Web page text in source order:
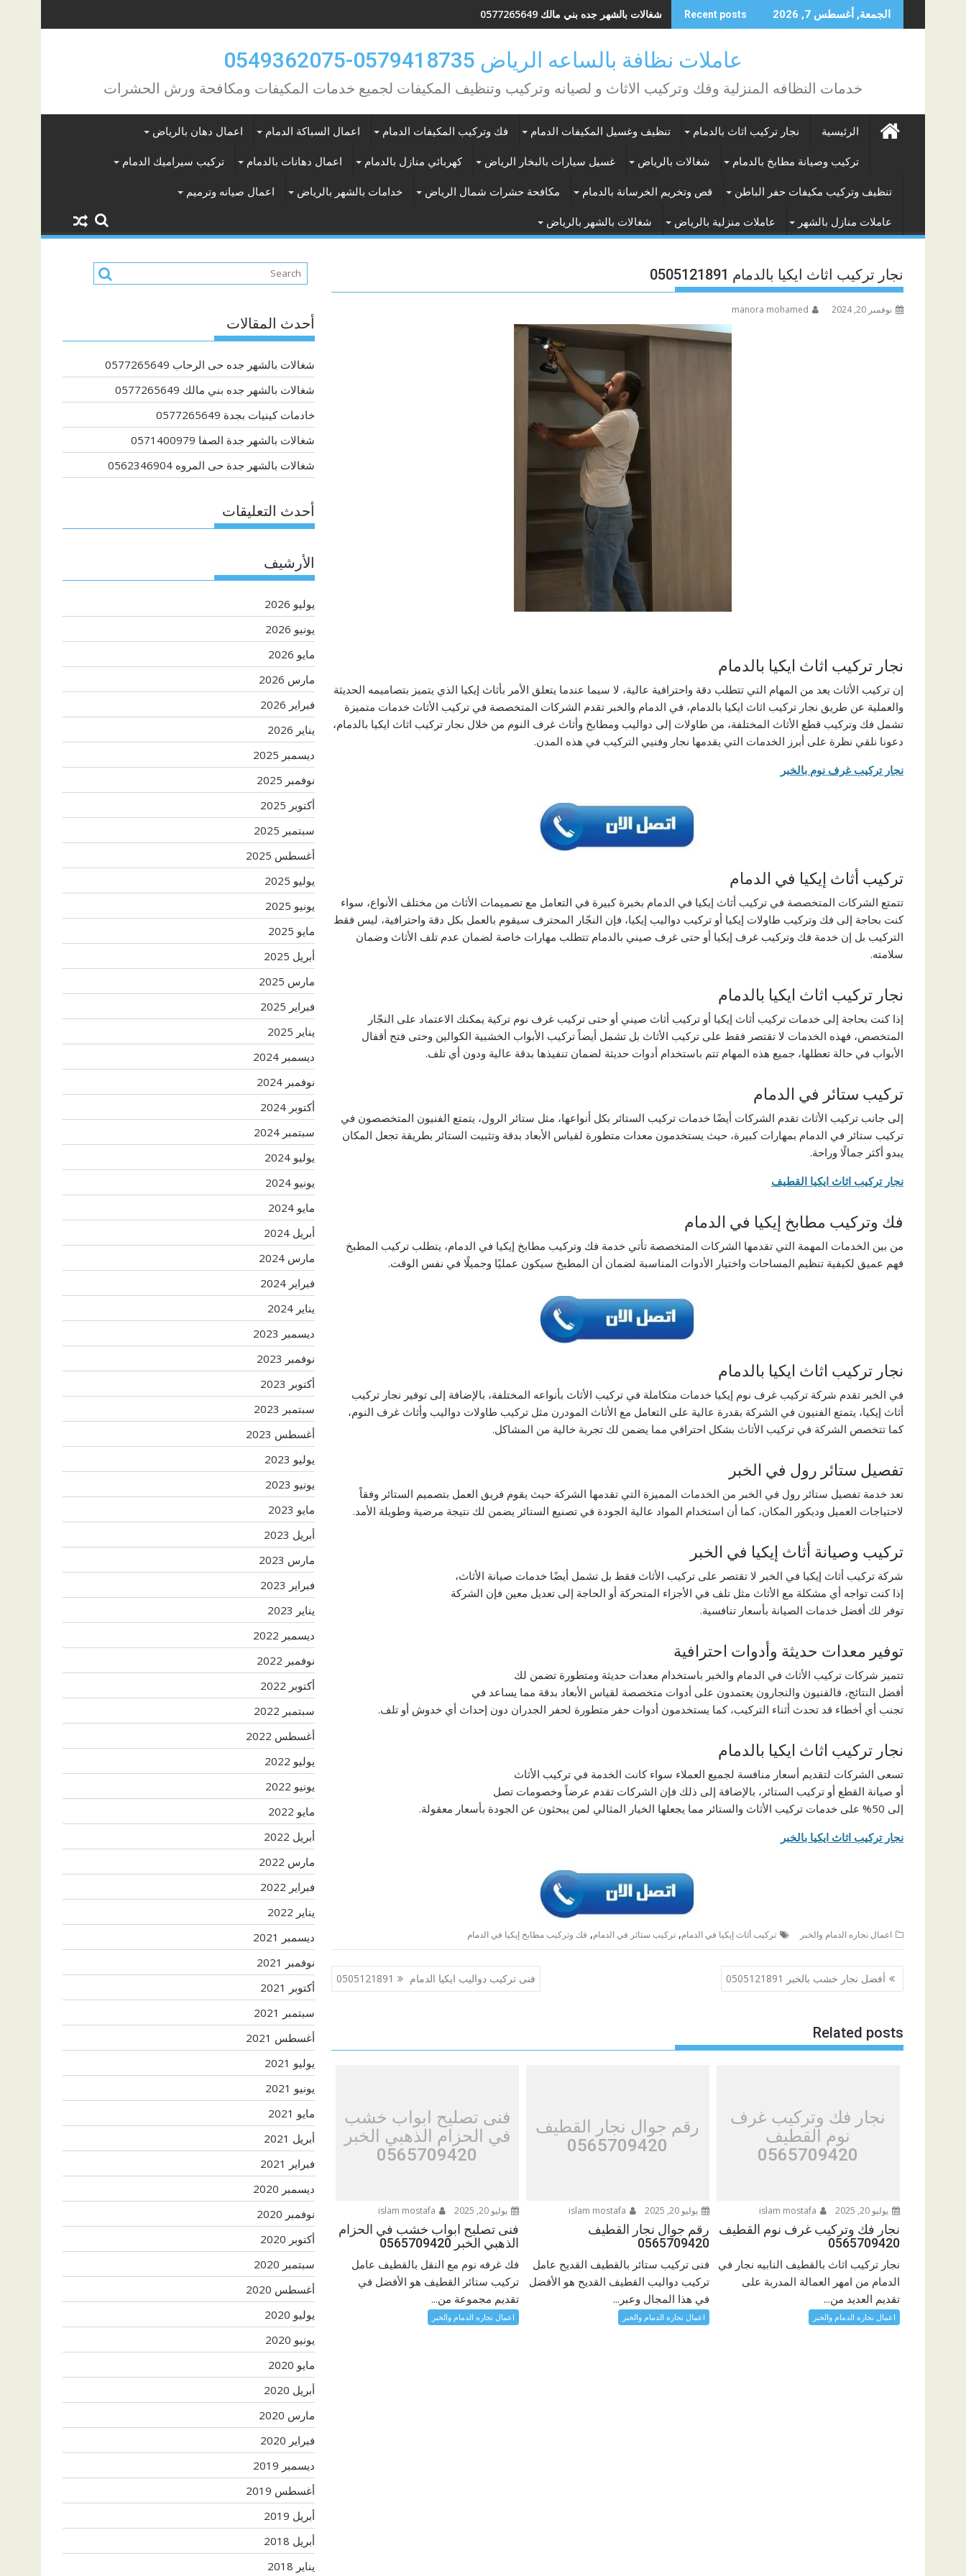
to
الجمعة, أغسطس 7, 2026 Recent posts شغالات بالشهر جده بني مالك 0577265649
عاملات نظافة بالساعه الرياض 0579418735-0549362075
خدمات النظافه المنزلية وفك وتركيب الاثاث و لصيانه وتركيب وتنظيف المكيفات لجميع خدمات المكيفات ومكافحة ورش الحشرات
الرئيسية نجار تركيب اثاث بالدمام تنظيف وغسيل المكيفات الدمام فك وتركيب المكيفات الدمام اعمال السباكة الدمام اعمال دهان بالرياض
تركيب وصيانة مطابخ بالدمام شغالات بالرياض غسيل سيارات بالبخار الرياض كهربائي منازل بالدمام اعمال دهانات بالدمام تركيب سيراميك الدمام
تنظيف وتركيب مكيفات حفر الباطن قص وتخريم الخرسانة بالدمام مكافحة حشرات شمال الرياض خدامات بالشهر بالرياض اعمال صيانه وترميم
عاملات منازل بالشهر عاملات منزلية بالرياض شغالات بالشهر بالرياض
نجار تركيب اثاث ايكيا بالدمام 0505121891
نوفمبر 20, 2024 manora mohamed
نجار تركيب اثاث ايكيا بالدمام
إن تركيب الأثاث يعد من المهام التي تتطلب دقة واحترافية عالية، لا سيما عندما يتعلق الأمر بأثاث إيكيا الذي يتميز بتصاميمه الحديثة
والعملية عن طريق نجار تركيب اثاث ايكيا بالدمام، في الدمام والخبر تقدم الشركات المتخصصة في تركيب الأثاث خدمات متميزة
تشمل فك وتركيب قطع الأثاث المختلفة، من طاولات إلى دواليب ومطابخ وأثاث غرف النوم من خلال نجار تركيب اثاث ايكيا بالدمام،
دعونا نلقي نظرة على أبرز الخدمات التي يقدمها نجار وفنيي التركيب في هذه المدن.
نجار تركيب غرف نوم بالخبر
تركيب أثاث إيكيا في الدمام
تتمتع الشركات المتخصصة في تركيب أثاث إيكيا في الدمام بخبرة كبيرة في التعامل مع تصميمات الأثاث من مختلف الأنواع، سواء
كنت بحاجة إلى فك وتركيب طاولات إيكيا أو تركيب دواليب إيكيا، فإن النجّار المحترف سيقوم بالعمل بكل دقة واحترافية، ليس فقط
التركيب بل إن خدمة فك وتركيب غرف إيكيا أو حتى غرف صيني بالدمام تتطلب مهارات خاصة لضمان عدم تلف الأثاث وضمان
سلامته.
نجار تركيب اثاث ايكيا بالدمام
إذا كنت بحاجة إلى خدمات تركيب أثاث إيكيا أو تركيب أثاث صيني أو حتى تركيب غرف نوم تركية يمكنك الاعتماد على النجّار
المتخصص، فهذه الخدمات لا تقتصر فقط على تركيب الأثاث بل تشمل أيضاً تركيب الأبواب الخشبية الكوالين وحتى فتح أقفال
الأبواب في حالة تعطلها، جميع هذه المهام تتم باستخدام أدوات حديثة لضمان تنفيذها بدقة عالية ودون أي تلف.
تركيب ستائر في الدمام
إلى جانب تركيب الأثاث تقدم الشركات أيضًا خدمات تركيب الستائر بكل أنواعها، مثل ستائر الرول، يتمتع الفنيون المتخصصون في
تركيب ستائر في الدمام بمهارات كبيرة، حيث يستخدمون معدات متطورة لقياس الأبعاد بدقة وتثبيت الستائر بطريقة تجعل المكان
يبدو أكثر جمالًا وراحة.
نجار تركيب اثاث ايكيا القطيف
فك وتركيب مطابخ إيكيا في الدمام
من بين الخدمات المهمة التي تقدمها الشركات المتخصصة تأتي خدمة فك وتركيب مطابخ إيكيا في الدمام، يتطلب تركيب المطبخ
فهم عميق لكيفية تنظيم المساحات واختيار الأدوات المناسبة لضمان أن المطبخ سيكون عمليًا وجميلًا في نفس الوقت.
نجار تركيب اثاث ايكيا بالدمام
في الخبر تقدم شركة تركيب غرف نوم إيكيا خدمات متكاملة في تركيب الأثاث بأنواعه المختلفة، بالإضافة إلى توفير نجار تركيب
أثاث إيكيا، يتمتع الفنيون في الشركة بقدرة عالية على التعامل مع الأثاث المودرن مثل تركيب طاولات دواليب وأثاث غرف النوم،
كما تتخصص الشركة في تركيب الأثاث بشكل احترافي مما يضمن لك تجربة خالية من المشاكل.
تفصيل ستائر رول في الخبر
تعد خدمة تفصيل ستائر رول في الخبر من الخدمات المميزة التي تقدمها الشركة حيث يقوم فريق العمل بتصميم الستائر وفقاً
لاحتياجات العميل وديكور المكان، كما أن استخدام المواد عالية الجودة في تصنيع الستائر يضمن لك نتيجة مرضية وطويلة الأمد.
تركيب وصيانة أثاث إيكيا في الخبر
شركة تركيب أثاث إيكيا في الخبر لا تقتصر على تركيب الأثاث فقط بل تشمل أيضًا خدمات صيانة الأثاث،
إذا كنت تواجه أي مشكلة مع الأثاث مثل تلف في الأجزاء المتحركة أو الحاجة إلى تعديل معين فإن الشركة
توفر لك أفضل خدمات الصيانة بأسعار تنافسية.
توفير معدات حديثة وأدوات احترافية
تتميز شركات تركيب الأثاث في الدمام والخبر باستخدام معدات حديثة ومتطورة تضمن لك
أفضل النتائج، فالفنيون والنجارون يعتمدون على أدوات متخصصة لقياس الأبعاد بدقة مما يساعد في
تجنب أي أخطاء قد تحدث أثناء التركيب، كما يستخدمون أدوات حفر متطورة لحفر الجدران دون إحداث أي خدوش أو تلف.
نجار تركيب اثاث ايكيا بالدمام
تسعى الشركات لتقديم أسعار منافسة لجميع العملاء سواء كانت الخدمة في تركيب الأثاث
أو صيانة القطع أو تركيب الستائر، بالإضافة إلى ذلك فإن الشركات تقدم عرضاً وخصومات تصل
إلى 50% على خدمات تركيب الأثاث والستائر مما يجعلها الخيار المثالي لمن يبحثون عن الجودة بأسعار معقولة.
نجار تركيب اثاث ايكيا بالخبر
اعمال نجاره الدمام والخبر تركيب أثاث إيكيا في الدمام, تركيب ستائر في الدمام, فك وتركيب مطابخ إيكيا في الدمام
تصفّح
المقالات
أفضل نجار خشب بالخبر 0505121891 فنى تركيب دواليب ايكيا الدمام 0505121891
Related posts
نجار فك وتركيب غرف
نوم القطيف
0565709420
يوليو 20, 2025
نجار فك وتركيب غرف نوم القطيف
0565709420
نجار تركيب اثاث بالقطيف النابيه نجار في
الدمام من امهر العمالة المدربة على
تقديم العديد من...
اعمال نجاره الدمام والخبر
رقم جوال نجار القطيف
0565709420
يوليو 20, 2025
رقم جوال نجار القطيف
0565709420
فنى تركيب ستائر بالقطيف القديح عامل
تركيب دواليب القطيف القديح هو الأفضل
في هذا المجال وعبر...
اعمال نجاره الدمام والخبر
فنى تصليح ابواب خشب
في الحزام الذهبي الخبر
0565709420
يوليو 20, 2025
فنى تصليح ابواب خشب في الحزام
الذهبي الخبر 0565709420
فك غرفه نوم مع النقل بالقطيف عامل
تركيب ستائر القطيف هو الأفضل في
تقديم مجموعة من...
اعمال نجاره الدمام والخبر
أحدث المقالات
شغالات بالشهر جده حى الرحاب 0577265649
شغالات بالشهر جده بني مالك 0577265649
خادمات كينيات بجدة 0577265649
شغالات بالشهر جدة الصفا 0571400979
شغالات بالشهر جدة حى المروه 0562346904
أحدث التعليقات
الأرشيف
يوليو 2026
يونيو 2026
مايو 2026
مارس 2026
فبراير 2026
يناير 2026
ديسمبر 2025
نوفمبر 2025
أكتوبر 2025
سبتمبر 2025
أغسطس 2025
يوليو 2025
يونيو 2025
مايو 2025
أبريل 2025
مارس 2025
فبراير 2025
يناير 2025
ديسمبر 2024
نوفمبر 2024
أكتوبر 2024
سبتمبر 2024
يوليو 2024
يونيو 2024
مايو 2024
أبريل 2024
مارس 2024
فبراير 2024
يناير 2024
ديسمبر 2023
نوفمبر 2023
أكتوبر 2023
سبتمبر 2023
أغسطس 2023
يوليو 2023
يونيو 2023
مايو 2023
أبريل 2023
مارس 2023
فبراير 2023
يناير 2023
ديسمبر 2022
نوفمبر 2022
أكتوبر 2022
سبتمبر 2022
أغسطس 2022
يوليو 2022
يونيو 2022
مايو 2022
أبريل 2022
مارس 2022
فبراير 2022
يناير 2022
ديسمبر 2021
نوفمبر 2021
أكتوبر 2021
سبتمبر 2021
أغسطس 2021
يوليو 2021
يونيو 2021
مايو 2021
أبريل 2021
فبراير 2021
ديسمبر 2020
نوفمبر 2020
أكتوبر 2020
سبتمبر 2020
أغسطس 2020
يوليو 2020
يونيو 2020
مايو 2020
أبريل 2020
مارس 2020
فبراير 2020
ديسمبر 2019
أغسطس 2019
أبريل 2019
أبريل 2018
يناير 2018